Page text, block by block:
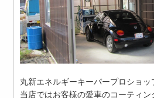
丸新エネルギーキーパープロショッ
当店ではお客様の愛車のコーティ